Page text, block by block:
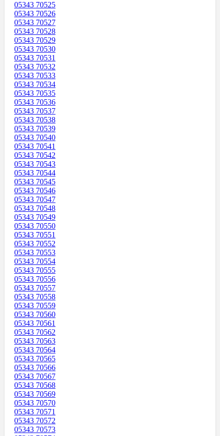
05343 70525
05343 70526
05343 70527
05343 70528
05343 70529
05343 70530
05343 70531
05343 70532
05343 70533
05343 70534
05343 70535
05343 70536
05343 70537
05343 70538
05343 70539
05343 70540
05343 70541
05343 70542
05343 70543
05343 70544
05343 70545
05343 70546
05343 70547
05343 70548
05343 70549
05343 70550
05343 70551
05343 70552
05343 70553
05343 70554
05343 70555
05343 70556
05343 70557
05343 70558
05343 70559
05343 70560
05343 70561
05343 70562
05343 70563
05343 70564
05343 70565
05343 70566
05343 70567
05343 70568
05343 70569
05343 70570
05343 70571
05343 70572
05343 70573